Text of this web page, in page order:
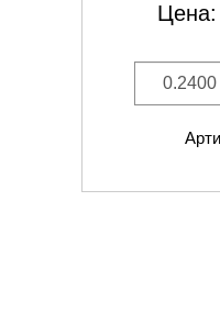
Цена: